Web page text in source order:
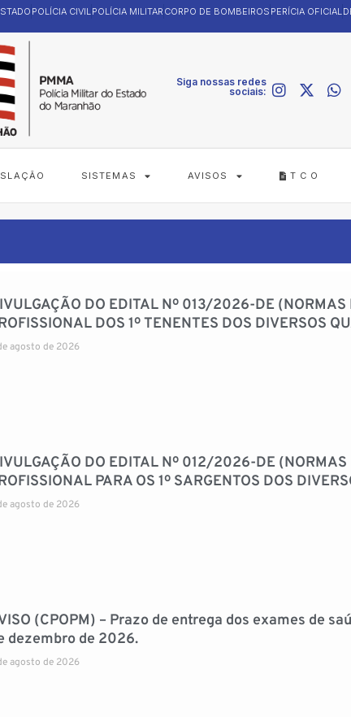
POLÍCIA CIVILPOLÍCIA MILITAR CORPO DE BOMBEIROS PERÍCIA OFICIAL
Siga nossas redes
sociais:
SISTEMAS AVISOS T C O
DO EDITAL Nº 013/2026-DE (NORMAS
DOS 1º TENENTES DOS DIVERSOS
agosto de 2026
DO EDITAL Nº 012/2026-DE (NORMAS
PARA OS 1º SARGENTOS DOS
agosto de 2026
(CPOPM) – Prazo de entrega dos exames de
dezembro de 2026.
agosto de 2026